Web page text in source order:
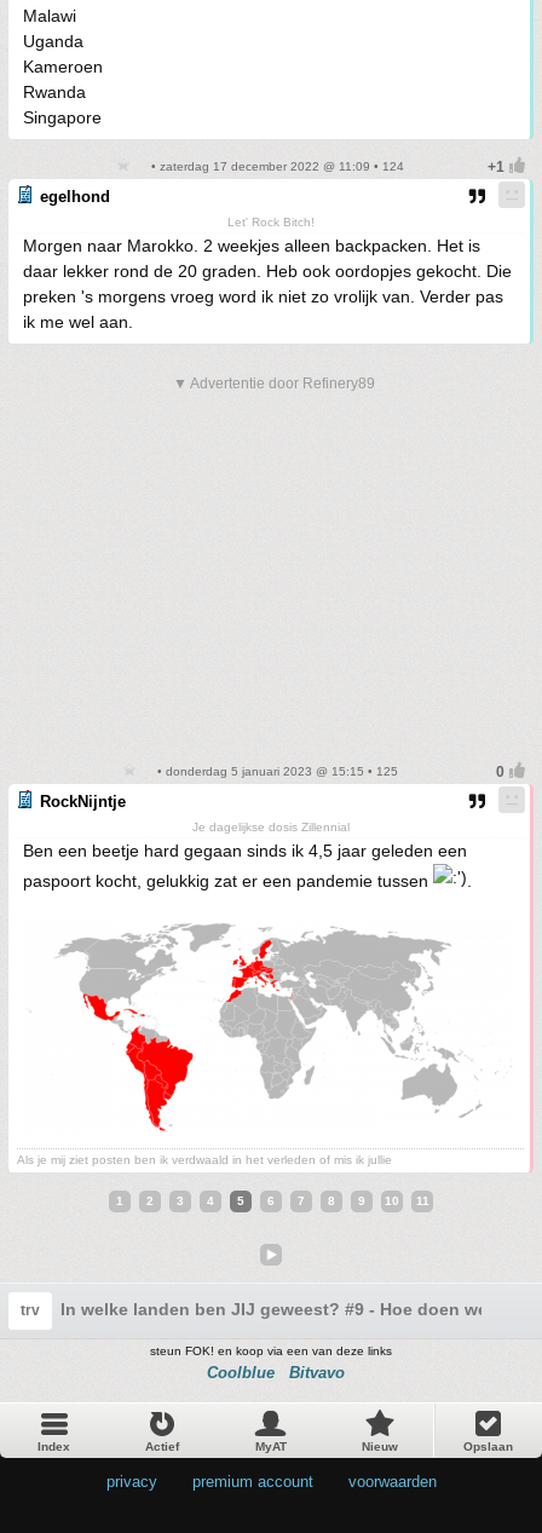
Malawi
Uganda
Kameroen
Rwanda
Singapore
• zaterdag 17 december 2022 @ 11:09 • 124
egelhond
Let' Rock Bitch!
Morgen naar Marokko. 2 weekjes alleen backpacken. Het is
daar lekker rond de 20 graden. Heb ook oordopjes gekocht. Die
preken 's morgens vroeg word ik niet zo vrolijk van. Verder pas
ik me wel aan.
▼ Advertentie door Refinery89
• donderdag 5 januari 2023 @ 15:15 • 125
RockNijntje
Je dagelijkse dosis Zillennial
Ben een beetje hard gegaan sinds ik 4,5 jaar geleden een
paspoort kocht, gelukkig zat er een pandemie tussen
Als je mij ziet posten ben ik verdwaald in het verleden of mis ik jullie
1 2 3 4 5 6 7 8 9 10 11
trv In welke landen ben JIJ geweest? #9 - Hoe doen we dat
steun FOK! en koop via een van deze links
Coolblue Bitvavo
Index Actief MyAT Nieuw Opslaan
privacy premium account voorwaarden